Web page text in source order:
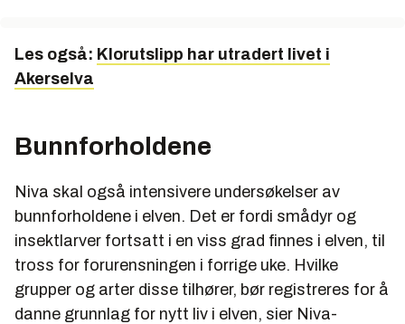
Les også: Klorutslipp har utradert livet i
Akerselva
Bunnforholdene
Niva skal også intensivere undersøkelser av
bunnforholdene i elven. Det er fordi smådyr og
insektlarver fortsatt i en viss grad finnes i elven, til
tross for forurensningen i forrige uke. Hvilke
grupper og arter disse tilhører, bør registreres for å
danne grunnlag for nytt liv i elven, sier Niva-